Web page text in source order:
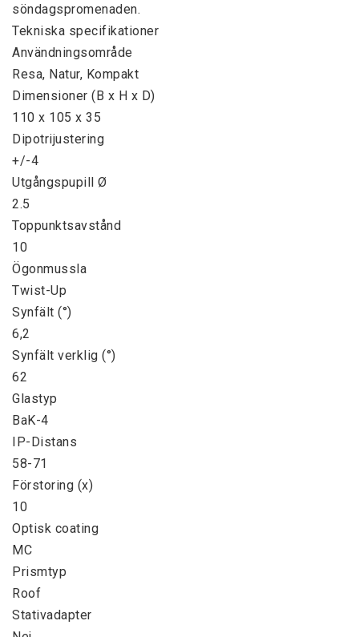
söndagspromenaden.
Tekniska specifikationer
Användningsområde
Resa, Natur, Kompakt
Dimensioner (B x H x D)
110 x 105 x 35
Dipotrijustering
+/-4
Utgångspupill Ø
2.5
Toppunktsavstånd
10
Ögonmussla
Twist-Up
Synfält (°)
6,2
Synfält verklig (°)
62
Glastyp
BaK-4
IP-Distans
58-71
Förstoring (x)
10
Optisk coating
MC
Prismtyp
Roof
Stativadapter